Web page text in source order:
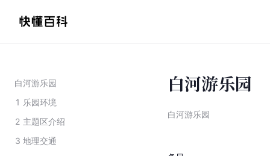
白河游乐园
1 乐园环境
2 主题区介绍
3 地理交通
白河游乐园
白河游乐园